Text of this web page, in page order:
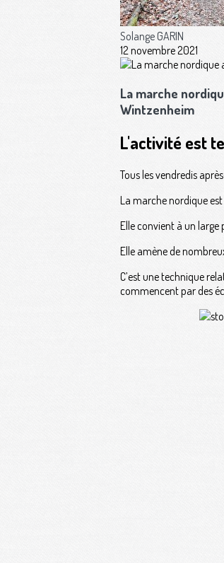
Solange GARIN
12 novembre 2021
La marche
Wintzenheim
L'activité est
Tous les vendredis
La marche nordique
Elle convient à un large
Elle amène de
C’est une technique
commencent par des